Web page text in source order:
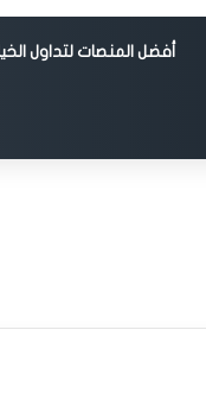
أفضل المنصات لتداول